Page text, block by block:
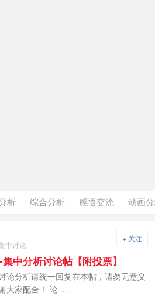
析 综合分析 感悟交流 动画
+ 关注
中讨论
中分析讨论帖【附投票】
论分析请统一回复在本帖，请勿无意义
大家配合！ 论 ...